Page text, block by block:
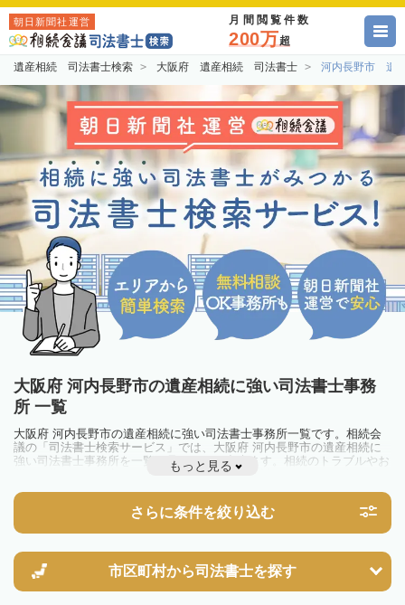
朝日新聞社運営 月間閲覧件数
200万超
遺産相続 司法書士検索 大阪府 遺産相続 司法書士 河内長野市 遺
大阪府 河内長野市の遺産相続に強い司法書士事務
所 一覧
大阪府 河内長野市の遺産相続に強い司法書士事務所一覧です。相続会
議の「司法書士検索サービス」では、大阪府 河内長野市の遺産相続に
強い司法書士事務所を一覧で見ることが出来ます。相続のトラブルやお
悩みを抱えている方は一度近隣の司法書士に相談してみましょう。
もっと見る
さらに条件を絞り込む
市区町村から司法書士を探す